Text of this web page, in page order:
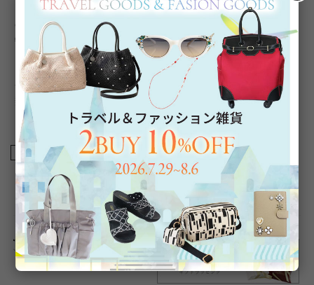
メイドで作り上げたタイ人デザイナーによるバッグや財布など
の革小物ブランドです。日本ではアビステでしか手に入らない
特別なアイテムで、ギフトにも人気の商品です。
※小さな革を縫合しているため、画像とは柄の出方が異なる場
合がございます。また、入荷ロットにより柄の配置や革の種
類・色石が異なる場合がございます。あらかじめご了承くださ
い。
商品番号 2120101-
返品について